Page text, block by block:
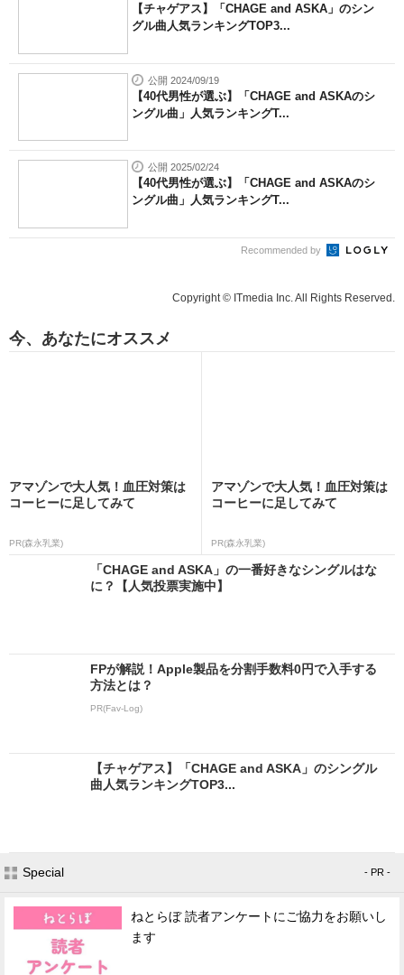
【チャゲアス】「CHAGE and ASKA」のシン
グル曲人気ランキングTOP3...
公開 2024/09/19
【40代男性が選ぶ】「CHAGE and ASKAのシ
ングル曲」人気ランキングT...
公開 2025/02/24
【40代男性が選ぶ】「CHAGE and ASKAのシ
ングル曲」人気ランキングT...
Recommended by
Copyright © ITmedia Inc. All Rights Reserved.
今、あなたにオススメ
アマゾンで大人気！血圧対策は
コーヒーに足してみて
PR(森永乳業)
アマゾンで大人気！血圧対策は
コーヒーに足してみて
PR(森永乳業)
「CHAGE and ASKA」の一番好きなシングルはな
に？【人気投票実施中】
FPが解説！Apple製品を分割手数料0円で入手する
方法とは？
PR(Fav-Log)
【チャゲアス】「CHAGE and ASKA」のシングル
曲人気ランキングTOP3...
Special - PR -
ねとらぼ 読者アンケートにご協力をお願いし
ます